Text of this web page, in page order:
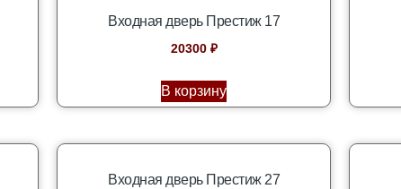
Входная дверь Престиж 17
20300 ₽
В корзину
Входная дверь Престиж 27